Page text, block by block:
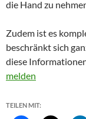
die Hand zu
Zudem ist es
beschränkt sich
diese
melden
TEILEN MIT: